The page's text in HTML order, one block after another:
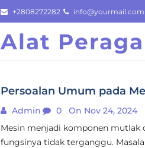
+2808272282 info@yourmail.com
Alat Peraga
Persoalan Umum pada
Admin 0
On Nov 24, 2024
Mesin menjadi komponen mutlak
fungsinya tidak terganggu.